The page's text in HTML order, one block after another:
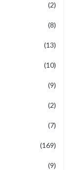
(2)
(8)
(13)
(10)
(9)
(2)
(7)
(169)
(9)